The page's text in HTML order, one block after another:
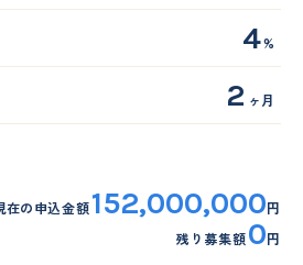
4%
2 ヶ月
在の申込金額152,000,000円
残り募集額0円